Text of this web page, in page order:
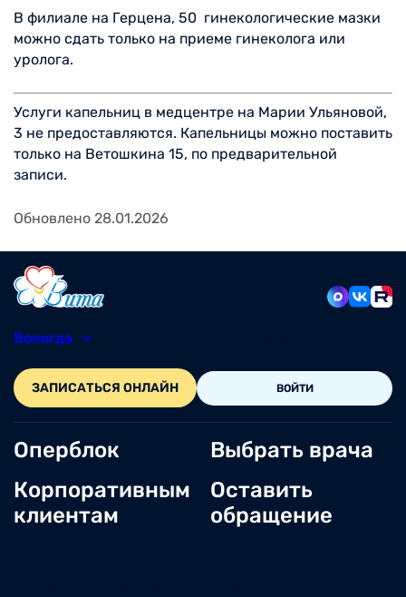
В филиале на Герцена, 50 гинекологические мазки
можно сдать только на приеме гинеколога или
уролога.
Услуги капельниц в медцентре на Марии Ульяновой,
3 не предоставляются. Капельницы можно поставить
только на Ветошкина 15, по предварительной
записи.
Обновлено 28.01.2026
Вологда
ЗАПИСАТЬСЯ ОНЛАЙН ВОЙТИ
Оперблок
Корпоративным
клиентам
Выбрать врача
Оставить
обращение